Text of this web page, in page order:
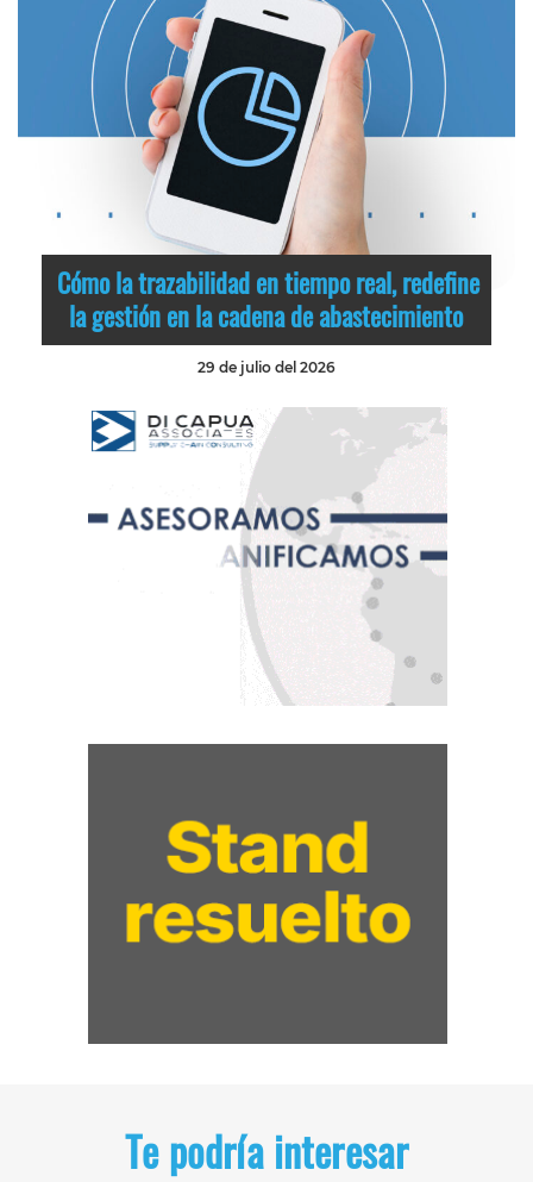
Cómo la trazabilidad en tiempo real, redefine
la gestión en la cadena de abastecimiento
29 de julio del 2026
Te podría interesar